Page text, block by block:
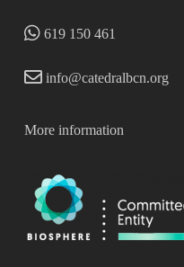
619 150 461
info@catedralbcn.org
More information